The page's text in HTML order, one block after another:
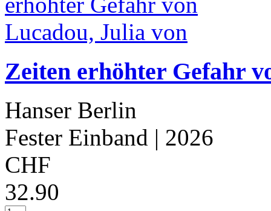
Zeiten erhöhter Gefahr
Hanser Berlin
Fester Einband | 2026
CHF
32.90